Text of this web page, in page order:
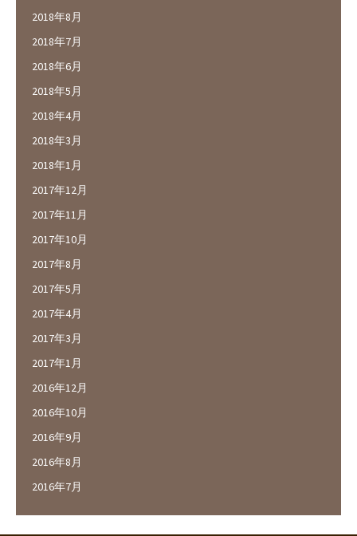
2018年8月
2018年7月
2018年6月
2018年5月
2018年4月
2018年3月
2018年1月
2017年12月
2017年11月
2017年10月
2017年8月
2017年5月
2017年4月
2017年3月
2017年1月
2016年12月
2016年10月
2016年9月
2016年8月
2016年7月